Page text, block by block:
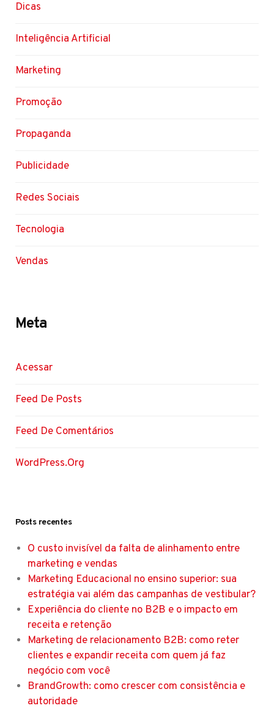
Dicas
Inteligência Artificial
Marketing
Promoção
Propaganda
Publicidade
Redes Sociais
Tecnologia
Vendas
Meta
Acessar
Feed De Posts
Feed De Comentários
WordPress.org
Posts recentes
O custo invisível da falta de alinhamento entre
marketing e vendas
Marketing Educacional no ensino superior: sua
estratégia vai além das campanhas de vestibular?
Experiência do cliente no B2B e o impacto em
receita e retenção
Marketing de relacionamento B2B: como reter
clientes e expandir receita com quem já faz
negócio com você
BrandGrowth: como crescer com consistência e
autoridade